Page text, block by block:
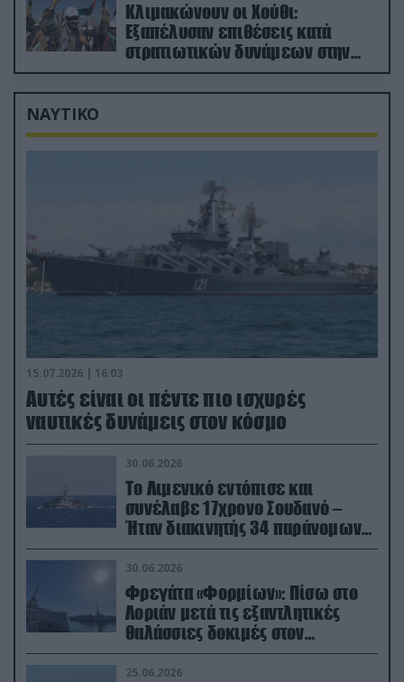
Κλιμακώνουν οι Χούθι:
Eξαπέλυσαν επιθέσεις κατά
στρατιωτικών δυνάμεων στην
Υεμένη – Πλήγματα & στη
Σαουδική Αραβία!
ΝΑΥΤΙΚΟ
15.07.2026 | 16:03
Aυτές είναι οι πέντε πιο ισχυρές
ναυτικές δυνάμεις στον κόσμο
30.06.2026
Το Λιμενικό εντόπισε και
συνέλαβε 17χρονο Σουδανό –
Ήταν διακινητής 34 παράνομων
μεταναστών
30.06.2026
Φρεγάτα «Φορμίων»: Πίσω στο
Λοριάν μετά τις εξαντλητικές
θαλάσσιες δοκιμές στον
απαιτητικό Βισκαϊκό
25.06.2026